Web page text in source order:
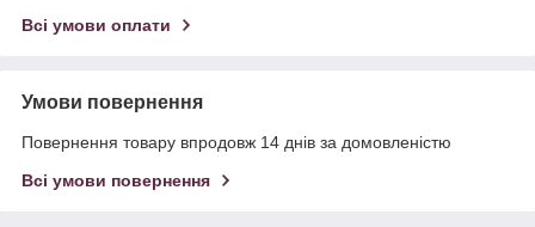
Всі умови оплати
Умови повернення
Повернення товару впродовж 14 днів за домовленістю
Всі умови повернення